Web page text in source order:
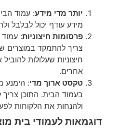
יותר מדי מידע: עמוד
מידע עודף יכול לבלבל
פרסומות חיצוניות:
צריך להתמקד במוצרים
חיצוניות שעלולות
אחרים.
טקסט ארוך מדי: הימנע
בעמוד הבית. התוכן צריך
ולהנחות את הלקוחות
דוגמאות לעמודי בית